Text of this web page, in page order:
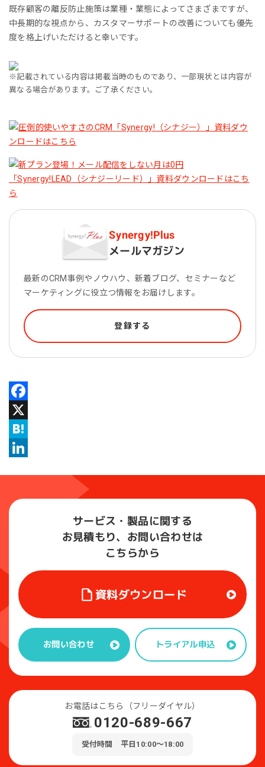
既存顧客の離反防止施策は業種・業態によってさまざまですが、
中長期的な視点から、カスタマーサポートの改善についても優先
度を格上げいただけると幸いです。
※記載されている内容は掲載当時のものであり、一部現状とは内容が
異なる場合があります。ご了承ください。
Synergy!Plus
メールマガジン
最新のCRM事例やノウハウ、新着ブログ、セミナーなど
マーケティングに役立つ情報をお届けします。
登録する
Facebook
Hatena
サービス・製品に関する
お見積もり、お問い合わせは
こちらから
資料ダウンロード
お問い合わせ トライアル申込
お電話はこちら（フリーダイヤル）
0120-689-667
受付時間 平日10:00～18:00